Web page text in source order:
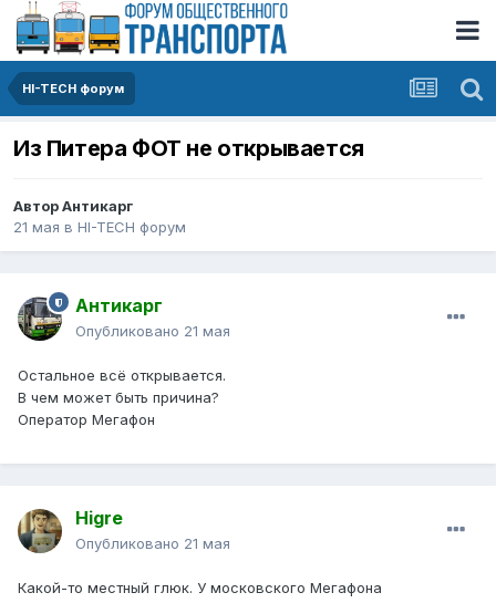
HI-TECH форум
Из Питера ФОТ не открывается
АвторАнтикарг
21 мая в HI-TECH форум
Антикарг
Опубликовано 21 мая
Остальное всë открывается.
В чем может быть причина?
Оператор Мегафон
Higre
Опубликовано 21 мая
Какой-то местный глюк. У московского Мегафона